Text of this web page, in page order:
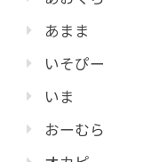
あまま
いそぴー
いま
おーむら